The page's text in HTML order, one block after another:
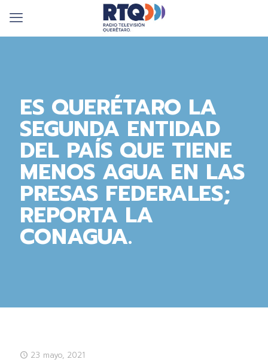
ES QUERÉTARO LA
SEGUNDA ENTIDAD
DEL PAÍS QUE TIENE
MENOS AGUA EN LAS
PRESAS FEDERALES;
REPORTA LA
CONAGUA.
23 mayo, 2021